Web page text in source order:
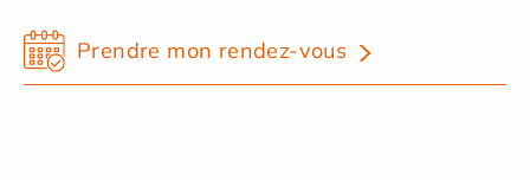
Prendre mon rendez-vous